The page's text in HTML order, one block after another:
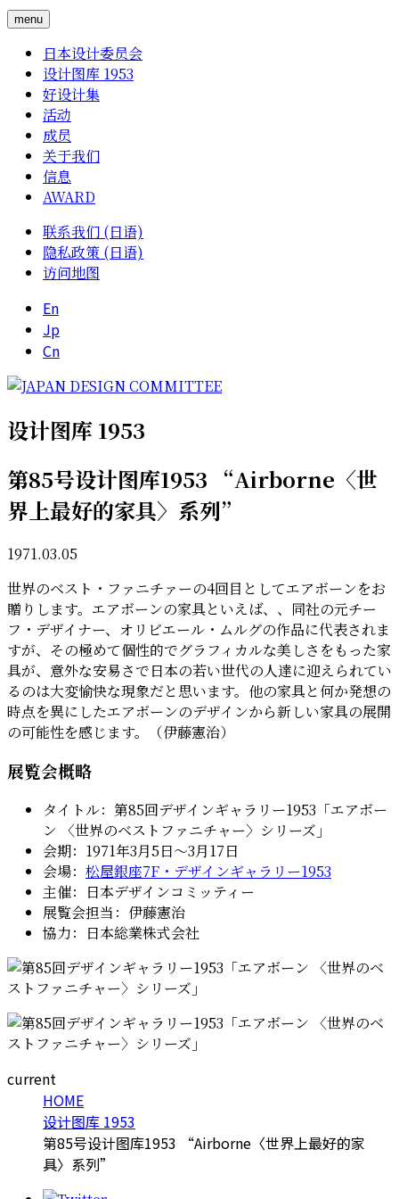
menu
日本设计委员会
设计图库 1953
好设计集
活动
成员
关于我们
信息
AWARD
联系我们 (日语)
隐私政策 (日语)
访问地图
En
Jp
Cn
设计图库 1953
第85号设计图库1953 “Airborne〈世
界上最好的家具〉系列”
1971.03.05
世界のベスト・ファニチァーの4回目としてエアボーンをお
贈りします。エアボーンの家具といえば、、同社の元チー
フ・デザイナー、オリビエール・ムルグの作品に代表されま
すが、その極めて個性的でグラフィカルな美しさをもった家
具が、意外な安易さで日本の若い世代の人達に迎えられてい
るのは大変愉快な現象だと思います。他の家具と何か発想の
時点を異にしたエアボーンのデザインから新しい家具の展開
の可能性を感じます。（伊藤憲治）
展覧会概略
タイトル：第85回デザインギャラリー1953「エアボー
ン 〈世界のベストファニチャー〉シリーズ」
会期：1971年3月5日〜3月17日
会場： 松屋銀座7F・デザインギャラリー1953
主催：日本デザインコミッティー
展覧会担当：伊藤憲治
協力：日本総業株式会社
current
HOME
设计图库 1953
第85号设计图库1953 “Airborne〈世界上最好的家
具〉系列”